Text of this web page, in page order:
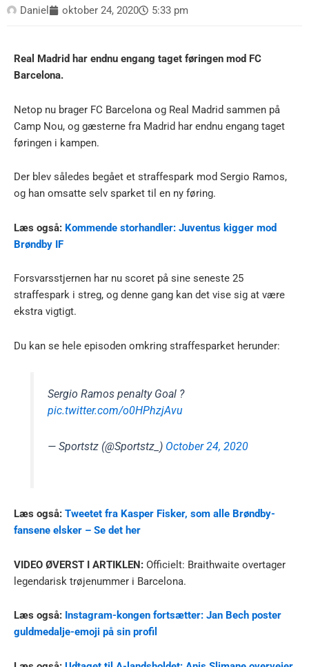
Daniel oktober 24, 2020 5:33 pm
Real Madrid har endnu engang taget føringen mod FC
Barcelona.
Netop nu brager FC Barcelona og Real Madrid sammen på
Camp Nou, og gæsterne fra Madrid har endnu engang taget
føringen i kampen.
Der blev således begået et straffespark mod Sergio Ramos,
og han omsatte selv sparket til en ny føring.
Læs også: Kommende storhandler: Juventus kigger mod
Brøndby IF
Forsvarsstjernen har nu scoret på sine seneste 25
straffespark i streg, og denne gang kan det vise sig at være
ekstra vigtigt.
Du kan se hele episoden omkring straffesparket herunder:
Sergio Ramos penalty Goal ?
pic.twitter.com/o0HPhzjAvu
— Sportstz (@Sportstz_) October 24, 2020
Læs også: Tweetet fra Kasper Fisker, som alle Brøndby-
fansene elsker – Se det her
VIDEO ØVERST I ARTIKLEN: Officielt: Braithwaite overtager
legendarisk trøjenummer i Barcelona.
Læs også: Instagram-kongen fortsætter: Jan Bech poster
guldmedalje-emoji på sin profil